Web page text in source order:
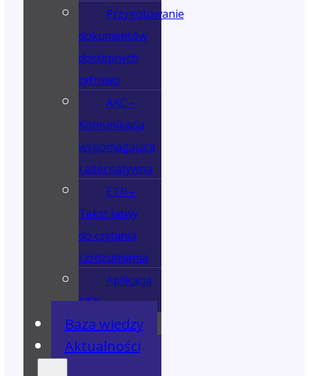
Przygotowanie
dokumentów
dostępnych
cyfrowo
AAC –
Komunikacja
wspomagająca
i alternatywna
ETR –
Tekst łatwy
do czytania
i zrozumienia
Aplikacja
ETR
Baza wiedzy
Aktualności